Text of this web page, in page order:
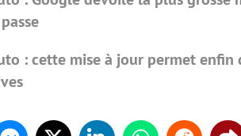
: cette mise à jour permet enfin